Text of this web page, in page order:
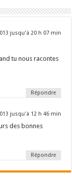
jusqu'à 20 h 07 min
tu nous racontes
Répondre
jusqu'à 12 h 46 min
des bonnes
Répondre